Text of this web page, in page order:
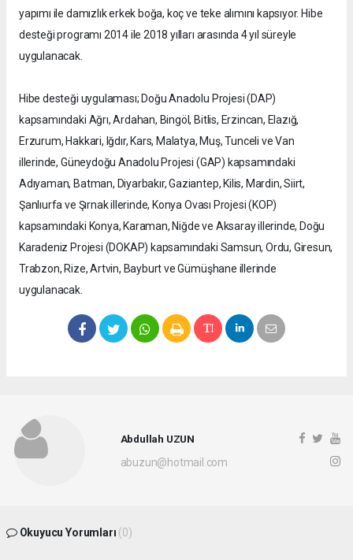
yapımı ile damızlık erkek boğa, koç ve teke alımını kapsıyor. Hibe
desteği programı 2014 ile 2018 yılları arasında 4 yıl süreyle
uygulanacak.
Hibe desteği uygulaması; Doğu Anadolu Projesi (DAP)
kapsamındaki Ağrı, Ardahan, Bingöl, Bitlis, Erzincan, Elazığ,
Erzurum, Hakkari, Iğdır, Kars, Malatya, Muş, Tunceli ve Van
illerinde, Güneydoğu Anadolu Projesi (GAP) kapsamındaki
Adıyaman, Batman, Diyarbakır, Gaziantep, Kilis, Mardin, Siirt,
Şanlıurfa ve Şırnak illerinde, Konya Ovası Projesi (KOP)
kapsamındaki Konya, Karaman, Niğde ve Aksaray illerinde, Doğu
Karadeniz Projesi (DOKAP) kapsamındaki Samsun, Ordu, Giresun,
Trabzon, Rize, Artvin, Bayburt ve Gümüşhane illerinde
uygulanacak.
Abdullah UZUN
abuzun@hotmail.com
Okuyucu Yorumları (0)